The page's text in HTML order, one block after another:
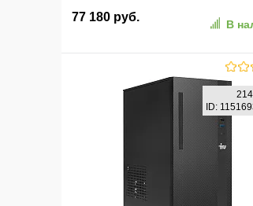
8745H) 16GB+512TB, AMD Radeon
780M, Win11 Pro
77 180 руб.
В
В корзину
К
ID: